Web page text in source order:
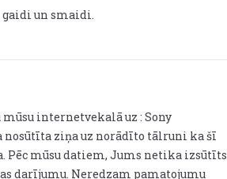
gaidi un smaidi.
mūsu internetvekalā uz : Sony
nosūtīta ziņa uz norādīto tālruni ka šī
Pēc mūsu datiem, Jums netika izsūtīts
darījumu. Neredzam pamatojumu